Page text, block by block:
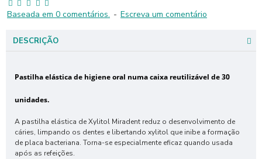
Baseada em 0 comentários. - Escreva um comentário
DESCRIÇÃO
Pastilha elástica de higiene oral numa caixa reutilizável de 30
unidades.
A pastilha elástica de Xylitol Miradent reduz o desenvolvimento de
cáries, limpando os dentes e libertando xylitol que inibe a formação
de placa bacteriana. Torna-se especialmente eficaz quando usada
após as refeições.